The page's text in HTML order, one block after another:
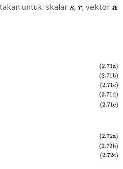
untuk: skalar
,
; vektor